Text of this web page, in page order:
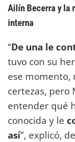
Ailín Becerra y la
interna
“De una le
tuvo con su
ese momento,
certezas, pero
entender qué
conocida y le
así”, explicó,